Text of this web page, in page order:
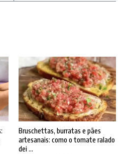
Bruschettas, burratas e pães
artesanais: como o tomate ralado
dei ...